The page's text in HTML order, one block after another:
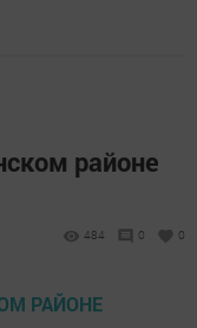
районе
484 0 0